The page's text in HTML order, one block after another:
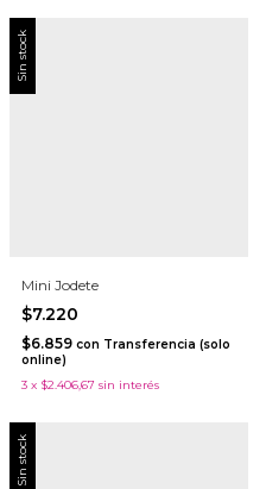
Sin stock
Mini Jodete
$7.220
$6.859 con Transferencia (solo
online)
3 x $2.406,67 sin interés
Sin stock